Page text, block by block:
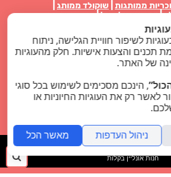
ממותגות שוקולד ממותג
|סוכריות על מקל|סוכריות
|פרלינים באריזה אישית
|מארזי ממתקים נשיקות מרנג
- סוויט לוגו ממתקים ממותגים
folyou
חנות אונליין בקלות
לשיפור חוויית הגלישה, ניתוח
תכנים והצעות אישיות. חלק מהעוגיות
של האתר.
, הינכם מסכימים לשימוש בכל סוגי
לאשר רק את העוגיות החיוניות או
ניהול העדפות מאשר הכל